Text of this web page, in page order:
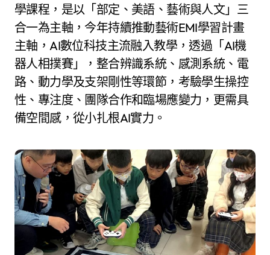
學課程，是以「部定、美語、藝術與人文」三
合一為主軸，今年持續推動藝術EMI學習計畫
主軸，AI數位科技主流融入教學，透過「AI機
器人相撲賽」，整合辨識系統、感測系統、電
路、動力學及支架剛性等環節，考驗學生操控
性、專注度、團隊合作和臨場應變力，更需具
備空間感，從小扎根AI實力。